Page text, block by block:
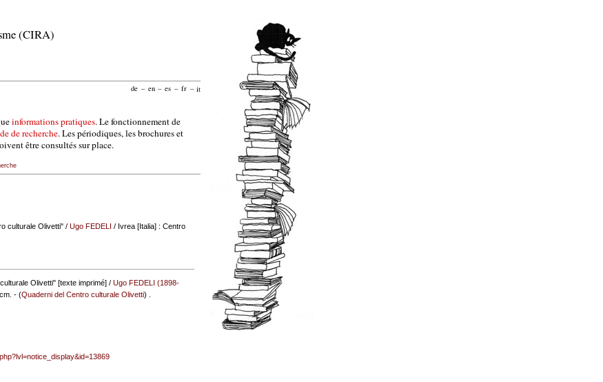
(CIRA)
de – en – es – fr – it
informations pratiques. Le fonctionnement de
de recherche. Les périodiques, les brochures et
être consultés sur place.
culturale Olivetti"/ Ugo FEDELI / Ivrea [Italia] : Centro
Olivetti" [texte imprimé] /Ugo FEDELI (1898-
- (Quaderni del Centro culturale Olivetti) .